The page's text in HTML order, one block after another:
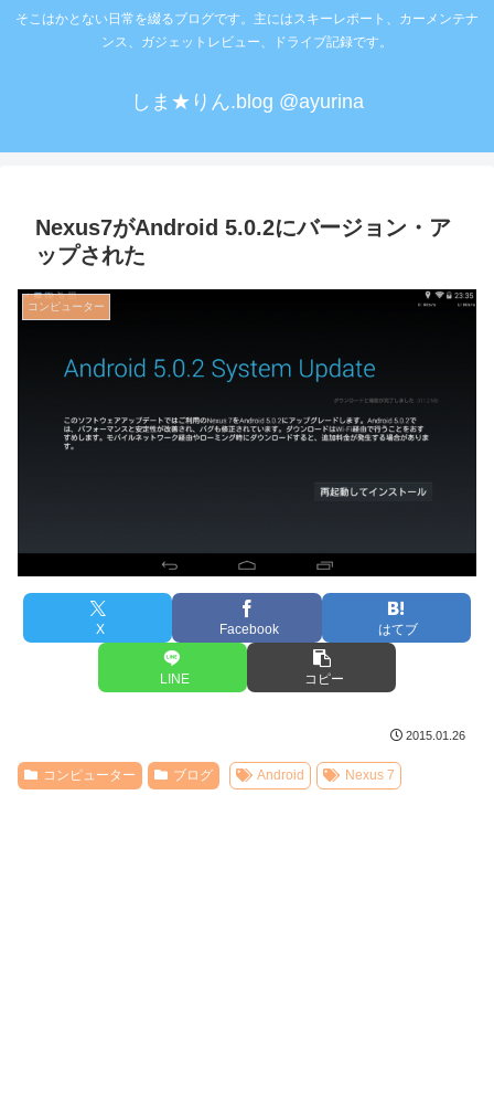
そこはかとない日常を綴るブログです。主にはスキーレポート、カーメンテナ
ンス、ガジェットレビュー、ドライブ記録です。
しま★りん.blog @ayurina
Nexus7がAndroid 5.0.2にバージョン・ア
ップされた
コンピューター
X Facebook はてブ
LINE コピー
2015.01.26
コンピューター ブログ Android Nexus 7